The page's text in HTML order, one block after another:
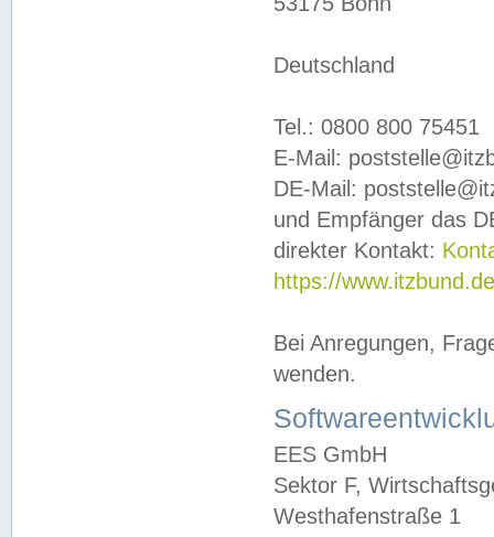
Deutschland
Tel.: 0800 800 75451
E-Mail:
DE-Mail:
und Empfänger das
direkter Kontakt:
https://
Bei Anregungen,
wenden.
EES GmbH
Sektor F,
Westhafenstraße 1